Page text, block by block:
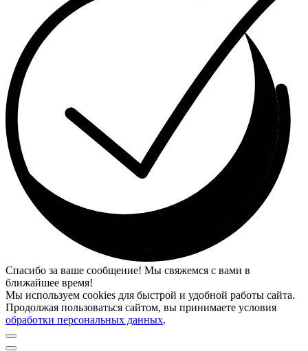
Спасибо за ваше сообщение! Мы свяжемся с вами в
ближайшее время!
Мы используем cookies для быстрой и удобной работы сайта.
Продолжая пользоваться сайтом, вы принимаете условия
обработки персональных данных.